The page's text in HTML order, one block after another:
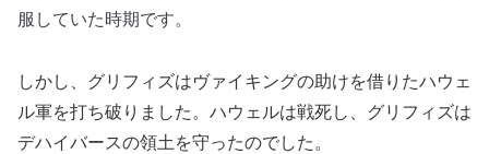
服していた時期です。
しかし、グリフィズはヴァイキングの助けを借りたハウェ
ル軍を打ち破りました。ハウェルは戦死し、グリフィズは
デハイバースの領土を守ったのでした。